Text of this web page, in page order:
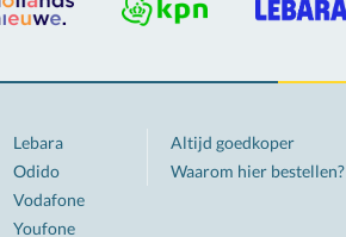
Lebara
Odido
Vodafone
Youfone
Altijd goedkoper
Waarom hier bestellen?